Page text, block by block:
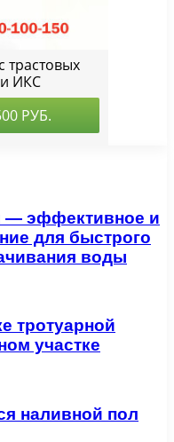
— эффективное и
для быстрого
воды
тротуарной
участке
наливной пол